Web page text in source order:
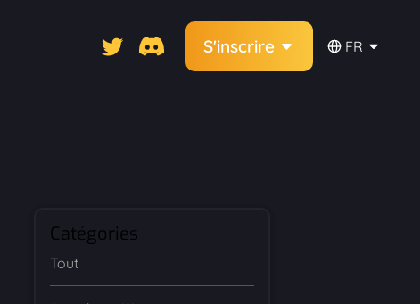
S'inscrire FR
Catégories
Tout